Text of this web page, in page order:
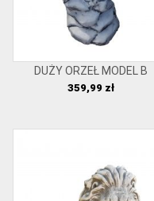
DUŻY ORZEŁ MODEL B
Cena
359,99 zł